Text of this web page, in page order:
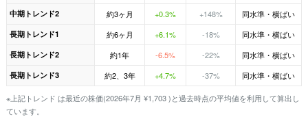
中期トレンド2 約3ヶ月 +0.3% +148% 同水準・横ばい
長期トレンド1 約6ヶ月 +6.1% -18% 同水準・横ばい
長期トレンド2 約1年 -6.5% -22% 同水準・横ばい
長期トレンド3 約2、3年 +4.7% -37% 同水準・横ばい
※上記トレンド は最近の株価(2026年7月 ¥1,703 )と過去時点の平均値を利用して算出し
ています。